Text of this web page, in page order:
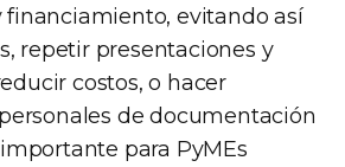
financiamiento, evitando así
repetir presentaciones y
costos, o hacer
de documentación
para PyMEs